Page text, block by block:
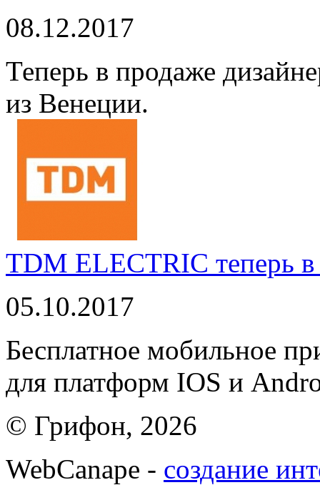
08.12.2017
Теперь в продаже
из Венеции.
TDM ELECTRIC теперь
05.10.2017
Бесплатное мобильное
для платформ IOS и
© Грифон, 2026
WebCanape - создание